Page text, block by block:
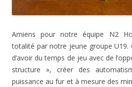
Amiens pour notre équipe N2
totalité par notre jeune groupe U19.
d’avoir du temps de jeu avec de
structure », créer des
puissance au fur et à mesure des